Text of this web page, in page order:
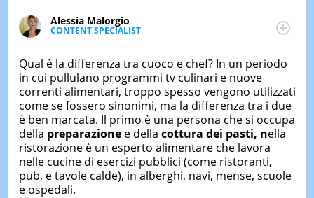
DI
OGGI
LE
DI
Alessia Malorgio
CONTENT SPECIALIST
Ha conseguito un Master in Marketing Management
occupa della creazione di contenuti in ottica SEO e
dello sviluppo di strategie marketing attraverso
canali digitali.
Qual è la differenza tra cuoco e chef? In un periodo
in cui pullulano programmi tv culinari e nuove
correnti alimentari, troppo spesso vengono utilizzati
come se fossero sinonimi, ma la differenza tra i due
è ben marcata. Il primo è una persona che si occupa
della preparazionee della cottura dei pasti, nella
ristorazione è un esperto alimentare che lavora
nelle cucine di esercizi pubblici (come ristoranti,
pub, e tavole calde), in alberghi, navi, mense, scuole
e ospedali.